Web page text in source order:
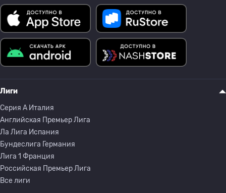
Лиги
Серия A Италия
Английская Премьер Лига
Ла Лига Испания
Бундеслига Германия
Лига 1 Франция
Российская Премьер Лига
Все лиги